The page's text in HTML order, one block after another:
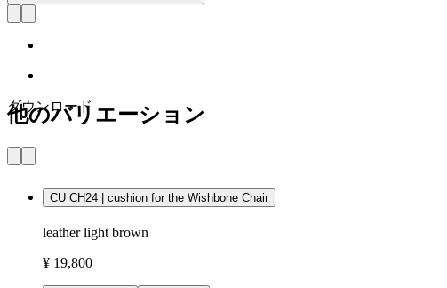
ダウンロード
他のバリエーション
CU CH24 | cushion for the Wishbone Chair
leather light brown
¥ 19,800